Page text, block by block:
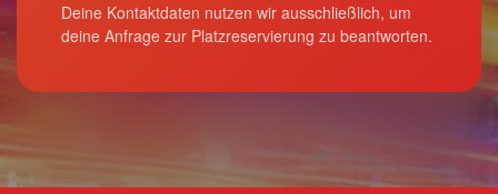
Deine Kontaktdaten nutzen wir ausschließlich, um
deine Anfrage zur Platzreservierung zu beantworten.